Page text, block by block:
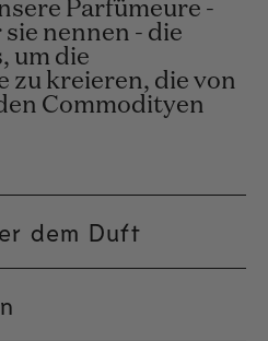
Parfümeure -
nennen - die
um die
zu kreieren, die von
Commodityen
dem Duft